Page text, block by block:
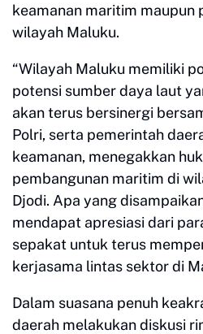
keamanan maritim maupun
wilayah Maluku.
“Wilayah Maluku memiliki
potensi sumber daya laut
akan terus bersinergi
Polri, serta pemerintah
keamanan, menegakkan
pembangunan maritim di
Djodi. Apa yang
mendapat apresiasi dari
sepakat untuk terus
kerjasama lintas sektor di
Dalam suasana penuh
daerah melakukan diskusi